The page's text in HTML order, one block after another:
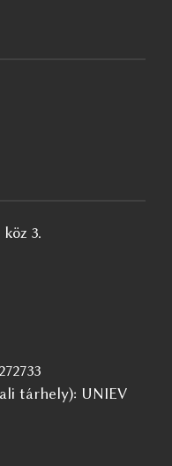
3.
tárhely): UNIEV